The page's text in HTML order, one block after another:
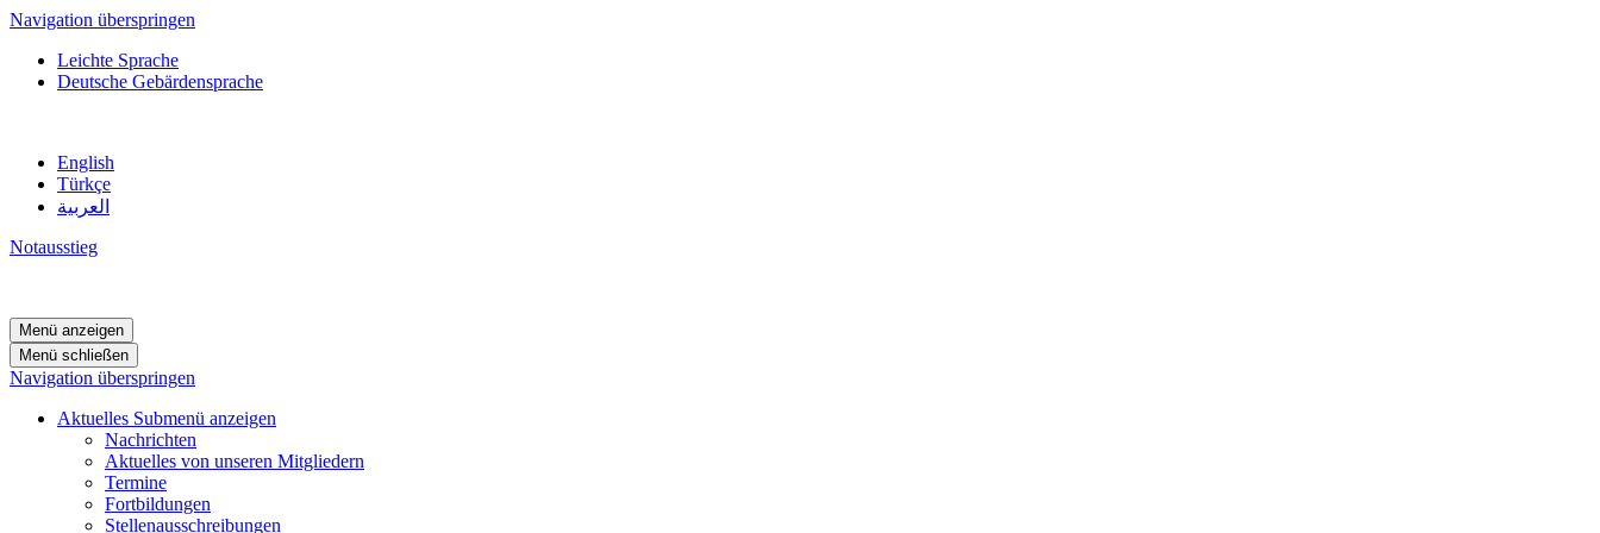
Navigation überspringen
Leichte Sprache
Deutsche Gebärdensprache
English
Türkçe
العربية
Notausstieg
Menü anzeigen
Menü schließen
Navigation überspringen
Aktuelles Submenü anzeigen
Nachrichten
Aktuelles von unseren Mitgliedern
Termine
Fortbildungen
Stellenausschreibungen